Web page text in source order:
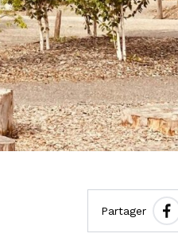
Partager